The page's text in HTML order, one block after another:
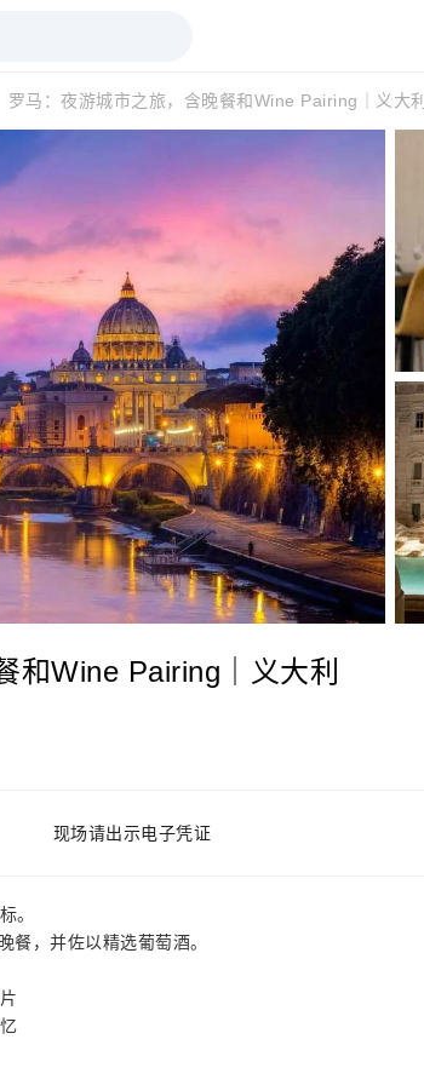
罗马：夜游城市之旅，含晚餐和Wine Pairing｜义大利
和Wine Pairing｜义大利
现场请出示电子凭证
。
，并佐以精选葡萄酒。